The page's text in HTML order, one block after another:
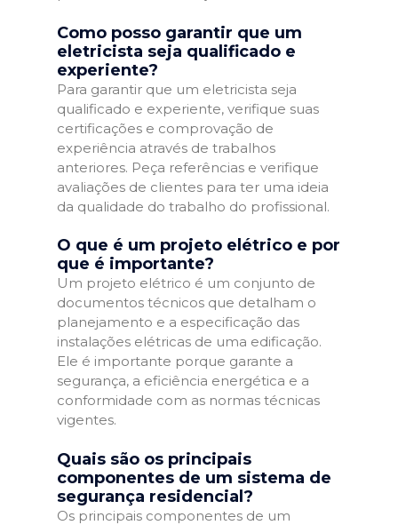
Como posso garantir que um
eletricista seja qualificado e
experiente?
Para garantir que um eletricista seja
qualificado e experiente, verifique suas
certificações e comprovação de
experiência através de trabalhos
anteriores. Peça referências e verifique
avaliações de clientes para ter uma ideia
da qualidade do trabalho do profissional.
O que é um projeto elétrico e por
que é importante?
Um projeto elétrico é um conjunto de
documentos técnicos que detalham o
planejamento e a especificação das
instalações elétricas de uma edificação.
Ele é importante porque garante a
segurança, a eficiência energética e a
conformidade com as normas técnicas
vigentes.
Quais são os principais
componentes de um sistema de
segurança residencial?
Os principais componentes de um